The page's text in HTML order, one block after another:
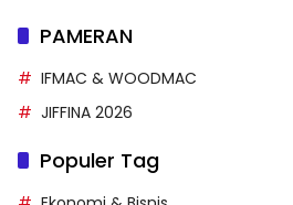
PAMERAN
IFMAC & WOODMAC
JIFFINA 2026
Populer Tag